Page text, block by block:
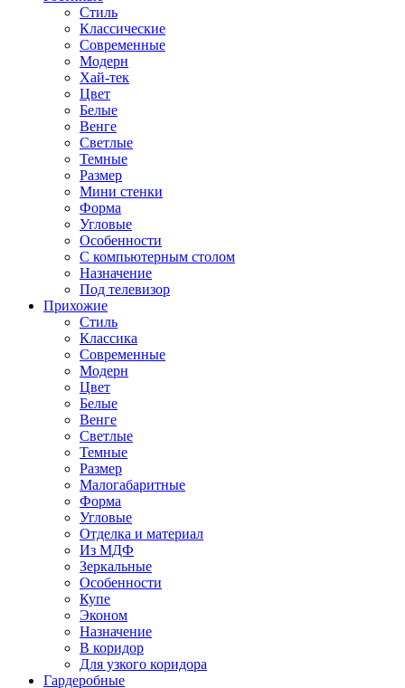
Стиль
Классические
Современные
Модерн
Хай-тек
Цвет
Белые
Венге
Светлые
Темные
Размер
Мини стенки
Форма
Угловые
Особенности
С компьютерным столом
Назначение
Под телевизор
Прихожие
Стиль
Классика
Современные
Модерн
Цвет
Белые
Венге
Светлые
Темные
Размер
Малогабаритные
Форма
Угловые
Отделка и материал
Из МДФ
Зеркальные
Особенности
Купе
Эконом
Назначение
В коридор
Для узкого коридора
Гардеробные